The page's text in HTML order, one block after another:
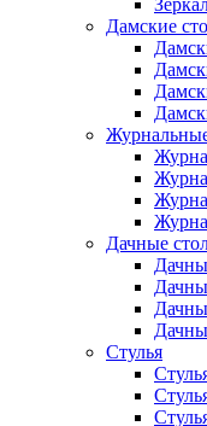
Дамские
Дачные
Стулья